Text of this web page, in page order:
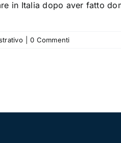
in Italia dopo aver fatto
0 Commenti